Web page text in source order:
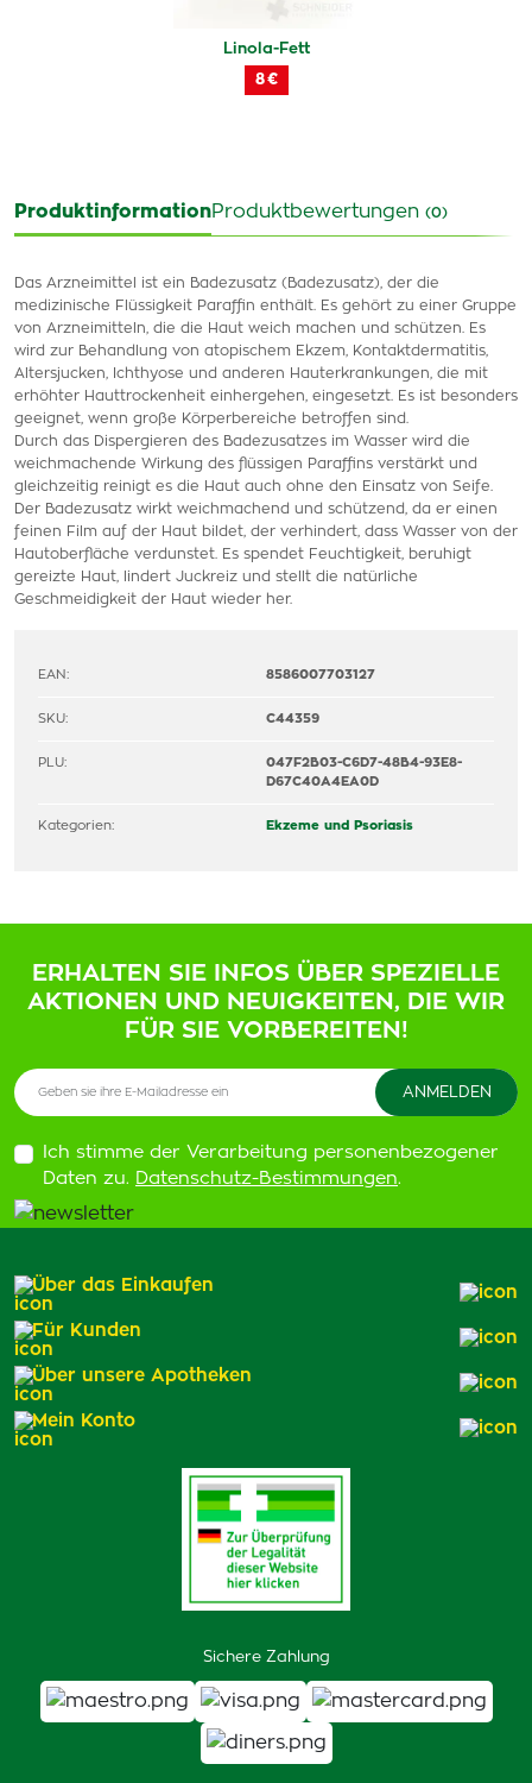
Linola-Fett
8 €
ProduktinformationProduktbewertungen (0)
Das Arzneimittel ist ein Badezusatz (Badezusatz), der die
medizinische Flüssigkeit Paraffin enthält. Es gehört zu einer Gruppe
von Arzneimitteln, die die Haut weich machen und schützen. Es
wird zur Behandlung von atopischem Ekzem, Kontaktdermatitis,
Altersjucken, Ichthyose und anderen Hauterkrankungen, die mit
erhöhter Hauttrockenheit einhergehen, eingesetzt. Es ist besonders
geeignet, wenn große Körperbereiche betroffen sind.
Durch das Dispergieren des Badezusatzes im Wasser wird die
weichmachende Wirkung des flüssigen Paraffins verstärkt und
gleichzeitig reinigt es die Haut auch ohne den Einsatz von Seife.
Der Badezusatz wirkt weichmachend und schützend, da er einen
feinen Film auf der Haut bildet, der verhindert, dass Wasser von der
Hautoberfläche verdunstet. Es spendet Feuchtigkeit, beruhigt
gereizte Haut, lindert Juckreiz und stellt die natürliche
Geschmeidigkeit der Haut wieder her.
EAN: 8586007703127
SKU: C44359
PLU:
047F2B03-C6D7-48B4-93E8-
D67C40A4EA0D
Kategorien: Ekzeme und Psoriasis
ERHALTEN SIE INFOS ÜBER SPEZIELLE
AKTIONEN UND NEUIGKEITEN, DIE WIR
FÜR SIE VORBEREITEN!
Ich stimme der Verarbeitung personenbezogener
Daten zu. Datenschutz-Bestimmungen.
Sichere Zahlung
Über das Einkaufen
Für Kunden
Über unsere Apotheken
Mein Konto